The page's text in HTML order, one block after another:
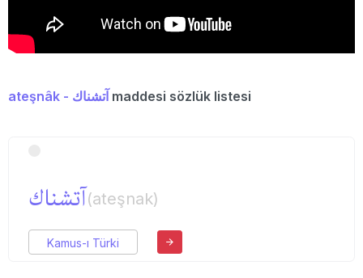
ateşnâk - آتشناك maddesi sözlük listesi
آتشناك(ateşnak)
Kamus-ı Türki